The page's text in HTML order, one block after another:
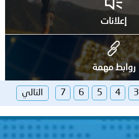
إعلانات
روابط مهمة
3
4
5
6
7 التالي